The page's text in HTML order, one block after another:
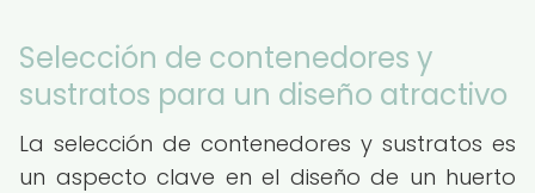
Selección de contenedores y
sustratos para un diseño atractivo
La selección de contenedores y sustratos es
un aspecto clave en el diseño de un huerto